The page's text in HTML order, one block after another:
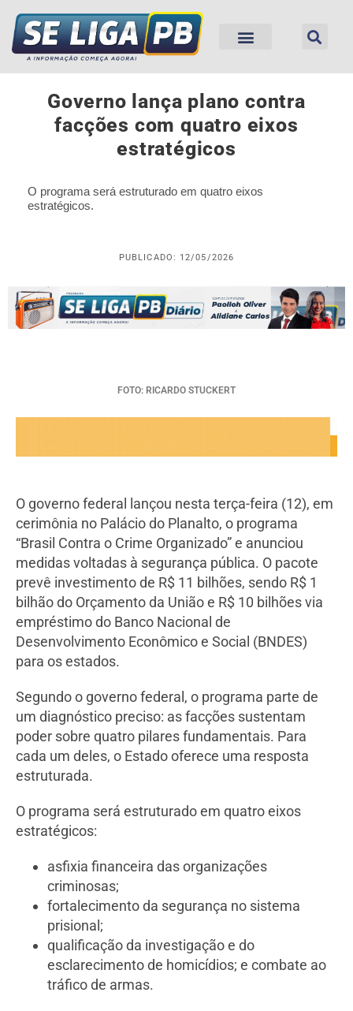
Governo lança plano contra
facções com quatro eixos
estratégicos
O programa será estruturado em quatro eixos
estratégicos.
PUBLICADO: 12/05/2026
FOTO: RICARDO STUCKERT
O governo federal lançou nesta terça-feira (12), em
cerimônia no Palácio do Planalto, o programa
“Brasil Contra o Crime Organizado” e anunciou
medidas voltadas à segurança pública. O pacote
prevê investimento de R$ 11 bilhões, sendo R$ 1
bilhão do Orçamento da União e R$ 10 bilhões via
empréstimo do Banco Nacional de
Desenvolvimento Econômico e Social (BNDES)
para os estados.
Segundo o governo federal, o programa parte de
um diagnóstico preciso: as facções sustentam
poder sobre quatro pilares fundamentais. Para
cada um deles, o Estado oferece uma resposta
estruturada.
O programa será estruturado em quatro eixos
estratégicos:
asfixia financeira das organizações
criminosas;
fortalecimento da segurança no sistema
prisional;
qualificação da investigação e do
esclarecimento de homicídios; e combate ao
tráfico de armas.